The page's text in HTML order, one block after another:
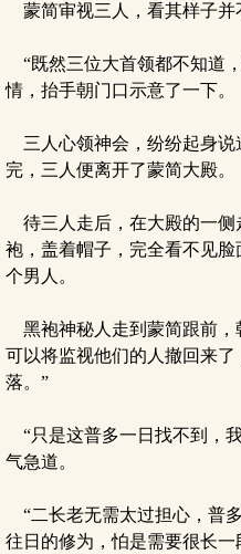
蒙简审视三人，看其样子并
“既然三位大首领都不知道
情，抬手朝门口示意了一下。
三人心领神会，纷纷起身说
完，三人便离开了蒙简大殿。
待三人走后，在大殿的一侧
袍，盖着帽子，完全看不见
个男人。
黑袍神秘人走到蒙简跟前，
可以将监视他们的人撤回来
落。”
“只是这普多一日找不到，
气急道。
“二长老无需太过担心，普
往日的修为，怕是需要很长